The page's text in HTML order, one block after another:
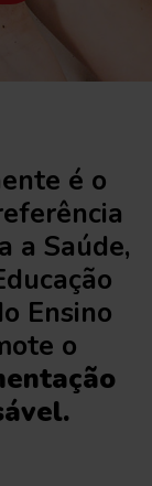
é o
a Saúde,
Ensino
o